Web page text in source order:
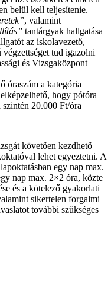
belül kell teljesítenie.
, valamint
tantárgyak hallgatása
az iskolavezető,
tud igazolni
és Vizsgaközpont
óraszám a kategória
hogy pótóra
szintén 20.000 Ft/óra
követően kezdhető
lehet egyeztetni. A
egy nap max.
nap max. 2×2 óra, közte
és a kötelező gyakorlati
sikertelen forgalmi
további szükséges